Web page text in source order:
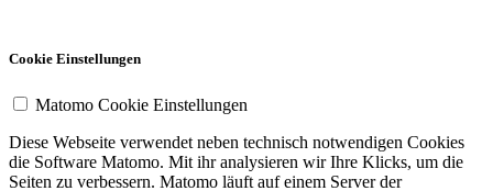
Cookie Einstellungen
Matomo Cookie Einstellungen
Diese Webseite verwendet neben technisch notwendigen Cookies
die Software Matomo. Mit ihr analysieren wir Ihre Klicks, um die
Seiten zu verbessern. Matomo läuft auf einem Server der